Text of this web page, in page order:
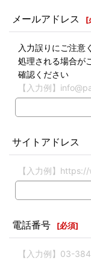
メールアドレス [
入力誤りにご注意
処理される場合が
確認ください
【入力例】
サイトアドレス
【入力例】
電話番号 [必須]
【入力例】03-